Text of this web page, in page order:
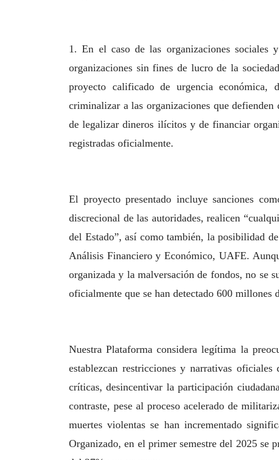
1. En el caso de las organizaciones sociales
organizaciones sin fines de lucro de la
proyecto calificado de urgencia
criminalizar a las organizaciones que
de legalizar dineros ilícitos y de financiar
registradas oficialmente.
El proyecto presentado incluye sanciones
discrecional de las autoridades,realicen
del Estado”, así como también, la posibilidad
Análisis Financiero y Económico, UAFE.
organizada y la malversación de fondos, no se
oficialmente que se han detectado 600 millones
Nuestra Plataforma considera legítima la
establezcan restricciones y narrativas oficiales
críticas, desincentivar la participación
contraste, pese al proceso acelerado de
muertes violentas se han incrementado
Organizado, en el primer semestre del 2025 se